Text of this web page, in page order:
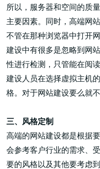
所以，服务器和空间的质
主要因素。同时，高端网
不管在那种浏览器中打开
建设中有很多是忽略到网
性进行检测，只管能在阅
建设人员在选择虚拟主机
格。对于网站建设要么就
三、风格定制
高端的网站建设都是根据
会参考客户行业的需求、
要的风格以及其他要考虑